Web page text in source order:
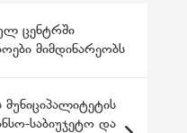
ცენტრში
მიმდინარეობს
საბიუჯეტო და